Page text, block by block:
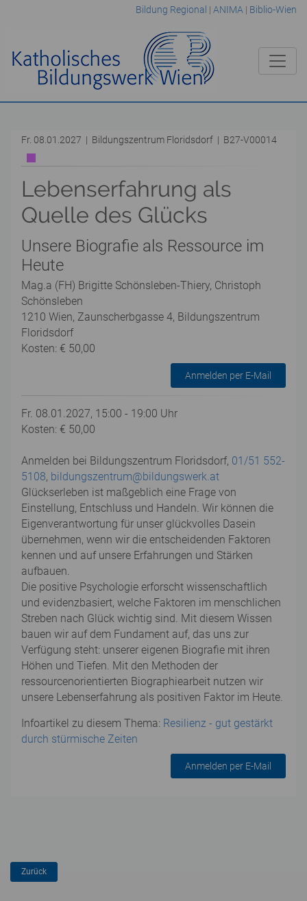
Bildung Regional | ANIMA | Biblio-Wien
Fr. 08.01.2027 | Bildungszentrum Floridsdorf | B27-V00014
Lebenserfahrung als
Quelle des Glücks
Unsere Biografie als Ressource im
Heute
Mag.a (FH) Brigitte Schönsleben-Thiery, Christoph
Schönsleben
1210 Wien, Zaunscherbgasse 4, Bildungszentrum
Floridsdorf
Kosten: € 50,00
Anmelden per E-Mail
Fr. 08.01.2027, 15:00 - 19:00 Uhr
Kosten: € 50,00
Anmelden bei Bildungszentrum Floridsdorf, 01/51 552-
5108, bildungszentrum@bildungswerk.at
Glückserleben ist maßgeblich eine Frage von
Einstellung, Entschluss und Handeln. Wir können die
Eigenverantwortung für unser glückvolles Dasein
übernehmen, wenn wir die entscheidenden Faktoren
kennen und auf unsere Erfahrungen und Stärken
aufbauen.
Die positive Psychologie erforscht wissenschaftlich
und evidenzbasiert, welche Faktoren im menschlichen
Streben nach Glück wichtig sind. Mit diesem Wissen
bauen wir auf dem Fundament auf, das uns zur
Verfügung steht: unserer eigenen Biografie mit ihren
Höhen und Tiefen. Mit den Methoden der
ressourcenorientierten Biographiearbeit nutzen wir
unsere Lebenserfahrung als positiven Faktor im Heute.
Infoartikel zu diesem Thema: Resilienz - gut gestärkt
durch stürmische Zeiten
Anmelden per E-Mail